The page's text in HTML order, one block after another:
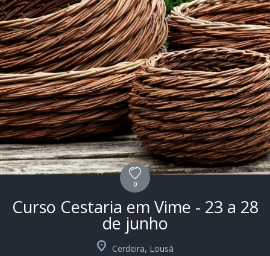
0
Curso Cestaria em Vime - 23 a 28
de junho
Cerdeira, Lousã